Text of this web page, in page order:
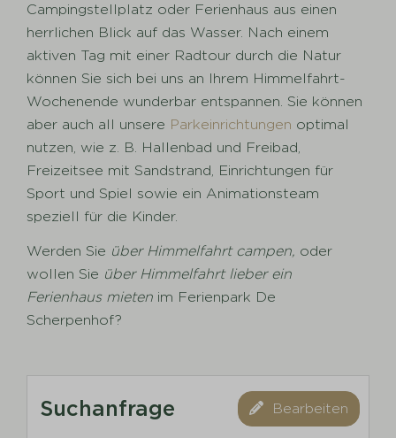
Campingstellplatz oder Ferienhaus aus einen
herrlichen Blick auf das Wasser. Nach einem
aktiven Tag mit einer Radtour durch die Natur
können Sie sich bei uns an Ihrem Himmelfahrt-
Wochenende wunderbar entspannen. Sie können
aber auch all unsere Parkeinrichtungen optimal
nutzen, wie z. B. Hallenbad und Freibad,
Freizeitsee mit Sandstrand, Einrichtungen für
Sport und Spiel sowie ein Animationsteam
speziell für die Kinder.
Werden Sie über Himmelfahrt campen, oder
wollen Sie über Himmelfahrt lieber ein
Ferienhaus mieten im Ferienpark De
Scherpenhof?
Suchanfrage Bearbeiten